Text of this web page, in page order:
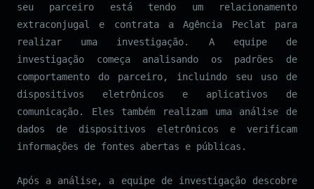
seu parceiro está tendo um relacionamento
extraconjugal e contrata a Agência Peclat para
realizar uma investigação. A equipe de
investigação começa analisando os padrões de
comportamento do parceiro, incluindo seu uso de
dispositivos eletrônicos e aplicativos de
comunicação. Eles também realizam uma análise de
dados de dispositivos eletrônicos e verificam
informações de fontes abertas e públicas.
Após a análise, a equipe de investigação descobre